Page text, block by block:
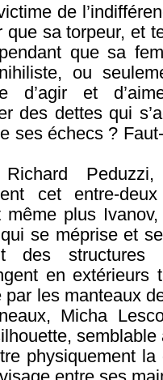
de
que sa torpeur, et
que sa
ou
d’agir et
des dettes qui
ses échecs ?
Peduzzi,
cet entre-
plus
se méprise et
des structures
en extérieurs
les manteaux
Micha
physiquement la